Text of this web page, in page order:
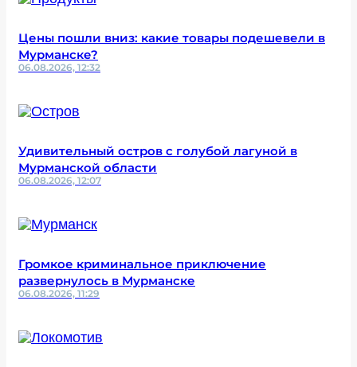
Цены пошли вниз: какие товары подешевели в
Мурманске?
06.08.2026, 12:32
Удивительный остров с голубой лагуной в
Мурманской области
06.08.2026, 12:07
Громкое криминальное приключение
развернулось в Мурманске
06.08.2026, 11:29